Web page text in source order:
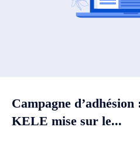
Campagne
KELE mise sur le...